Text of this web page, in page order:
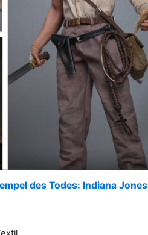
des Todes: Indiana Jones